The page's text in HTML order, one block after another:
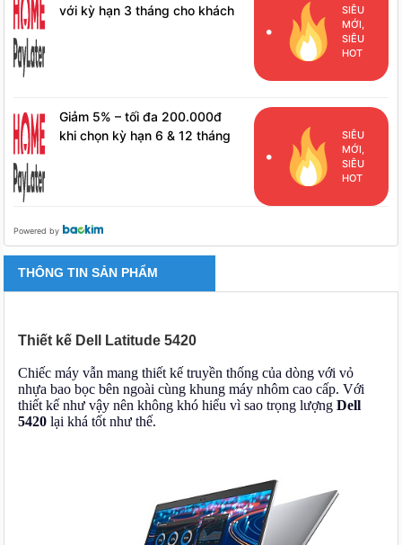
với kỳ hạn 3 tháng cho khách
SIÊU
MỚI,
SIÊU
HOT
Giảm 5% – tối đa 200.000đ
khi chọn kỳ hạn 6 & 12 tháng
SIÊU
MỚI,
SIÊU
HOT
Powered by
THÔNG TIN SẢN PHẨM
Thiết kế Dell Latitude 5420
Chiếc máy vẫn mang thiết kế truyền thống của dòng với vỏ
nhựa bao bọc bên ngoài cùng khung máy nhôm cao cấp. Với
thiết kế như vậy nên không khó hiểu vì sao trọng lượngDell
5420 lại khá tốt như thế.